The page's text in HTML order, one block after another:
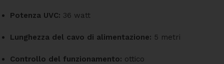
Potenza UVC: 36 watt
Lunghezza del cavo di alimentazione: 5 metri
Controllo del funzionamento: ottico